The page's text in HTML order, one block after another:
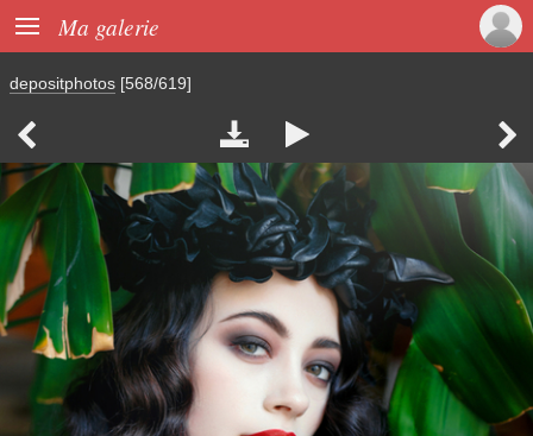
 Ma galerie
depositphotos [568/619]
   